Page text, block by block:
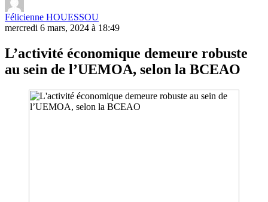
Félicienne HOUESSOU
mercredi 6 mars, 2024 à 18:49
L’activité économique demeure robuste
au sein de l’UEMOA, selon la BCEAO